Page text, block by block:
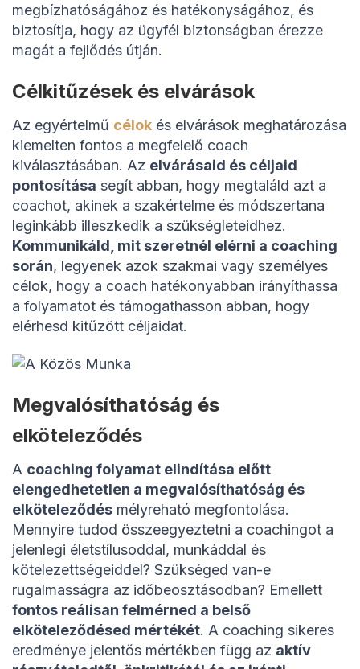
megbízhatóságához és hatékonyságához, és
biztosítja, hogy az ügyfél biztonságban érezze
magát a fejlődés útján.
Célkitűzések és elvárások
Az egyértelmű célok és elvárások meghatározása
kiemelten fontos a megfelelő coach
kiválasztásában. Az elvárásaid és céljaid
pontosítása segít abban, hogy megtaláld azt a
coachot, akinek a szakértelme és módszertana
leginkább illeszkedik a szükségleteidhez.
Kommunikáld, mit szeretnél elérni a coaching
során, legyenek azok szakmai vagy személyes
célok, hogy a coach hatékonyabban irányíthassa
a folyamatot és támogathasson abban, hogy
elérhesd kitűzött céljaidat.
Megvalósíthatóság és
elköteleződés
A coaching folyamat elindítása előtt
elengedhetetlen a megvalósíthatóság és
elköteleződés mélyreható megfontolása.
Mennyire tudod összeegyeztetni a coachingot a
jelenlegi életstílusoddal, munkáddal és
kötelezettségeiddel? Szükséged van-e
rugalmasságra az időbeosztásodban? Emellett
fontos reálisan felmérned a belső
elköteleződésed mértékét. A coaching sikeres
eredménye jelentős mértékben függ az aktív